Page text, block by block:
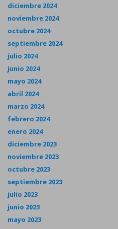
diciembre 2024
noviembre 2024
octubre 2024
septiembre 2024
julio 2024
junio 2024
mayo 2024
abril 2024
marzo 2024
febrero 2024
enero 2024
diciembre 2023
noviembre 2023
octubre 2023
septiembre 2023
julio 2023
junio 2023
mayo 2023